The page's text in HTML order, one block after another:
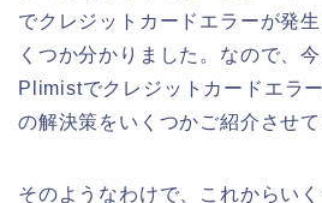
でクレジットカードエラーが発
くつか分かりました。なので、
Plimistでクレジットカードエラ
の解決策をいくつかご紹介させて
そのようなわけで、これからい